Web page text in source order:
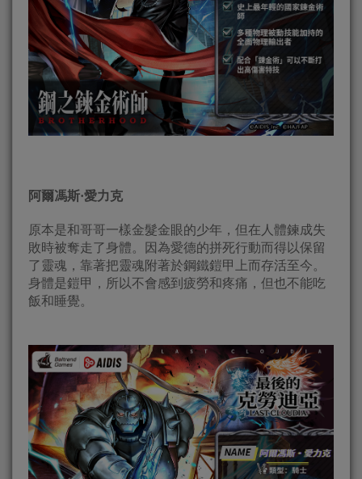
阿爾馮斯·愛力克
原本是和哥哥一樣金髮金眼的少年，但在人體鍊成失
敗時被奪走了身體。因為愛德的拼死行動而得以保留
了靈魂，靠著把靈魂附著於鋼鐵鎧甲上而存活至今。
身體是鎧甲，所以不會感到疲勞和疼痛，但也不能吃
飯和睡覺。